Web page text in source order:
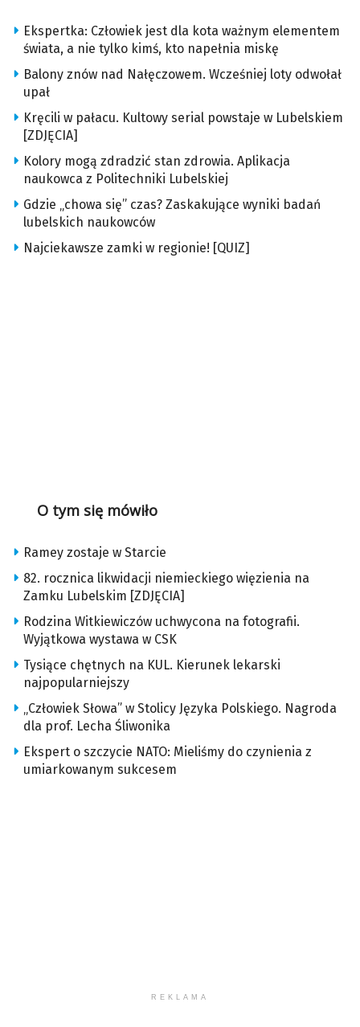
Ekspertka: Człowiek jest dla kota ważnym elementem
świata, a nie tylko kimś, kto napełnia miskę
Balony znów nad Nałęczowem. Wcześniej loty odwołał
upał
Kręcili w pałacu. Kultowy serial powstaje w Lubelskiem
[ZDJĘCIA]
Kolory mogą zdradzić stan zdrowia. Aplikacja
naukowca z Politechniki Lubelskiej
Gdzie „chowa się” czas? Zaskakujące wyniki badań
lubelskich naukowców
Najciekawsze zamki w regionie! [QUIZ]
O tym się mówiło
Ramey zostaje w Starcie
82. rocznica likwidacji niemieckiego więzienia na
Zamku Lubelskim [ZDJĘCIA]
Rodzina Witkiewiczów uchwycona na fotografii.
Wyjątkowa wystawa w CSK
Tysiące chętnych na KUL. Kierunek lekarski
najpopularniejszy
„Człowiek Słowa” w Stolicy Języka Polskiego. Nagroda
dla prof. Lecha Śliwonika
Ekspert o szczycie NATO: Mieliśmy do czynienia z
umiarkowanym sukcesem
REKLAMA